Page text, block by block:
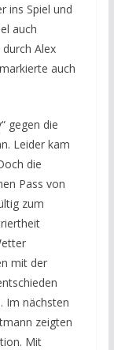
ins Spiel und
auch
Alex
auch
gegen die
Leider kam
die
Pass von
zum
mit der
Im nächsten
zeigten
Mit